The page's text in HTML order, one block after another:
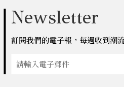
Newsletter
訂閱我們的電子報，每週收到潮